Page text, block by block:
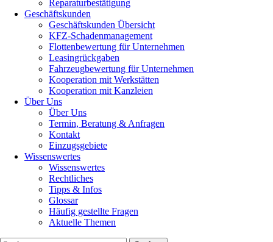
Reparaturbestätigung
Geschäftskunden
Geschäftskunden Übersicht
KFZ-Schadenmanagement
Flottenbewertung für Unternehmen
Leasingrückgaben
Fahrzeugbewertung für Unternehmen
Kooperation mit Werkstätten
Kooperation mit Kanzleien
Über Uns
Über Uns
Termin, Beratung & Anfragen
Kontakt
Einzugsgebiete
Wissenswertes
Wissenswertes
Rechtliches
Tipps & Infos
Glossar
Häufig gestellte Fragen
Aktuelle Themen